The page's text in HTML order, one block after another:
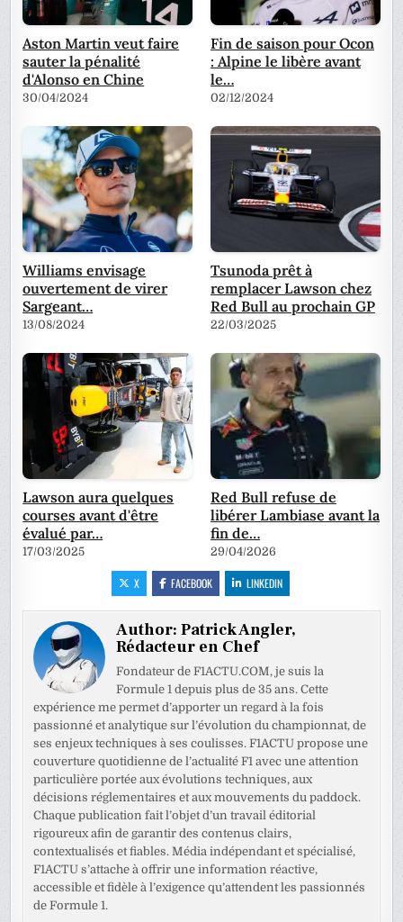
Aston Martin veut faire
sauter la pénalité
d'Alonso en Chine
30/04/2024
Fin de saison pour Ocon
: Alpine le libère avant
le…
02/12/2024
Williams envisage
ouvertement de virer
Sargeant…
13/08/2024
Tsunoda prêt à
remplacer Lawson chez
Red Bull au prochain GP
22/03/2025
Lawson aura quelques
courses avant d'être
évalué par…
17/03/2025
Red Bull refuse de
libérer Lambiase avant la
fin de…
29/04/2026
X FACEBOOK LINKEDIN
Author:Patrick Angler,
Rédacteur en Chef
Fondateur de F1ACTU.COM, je suis la
Formule 1 depuis plus de 35 ans. Cette
expérience me permet d’apporter un regard à la fois
passionné et analytique sur l’évolution du championnat, de
ses enjeux techniques à ses coulisses. F1ACTU propose une
couverture quotidienne de l’actualité F1 avec une attention
particulière portée aux évolutions techniques, aux
décisions réglementaires et aux mouvements du paddock.
Chaque publication fait l’objet d’un travail éditorial
rigoureux afin de garantir des contenus clairs,
contextualisés et fiables. Média indépendant et spécialisé,
F1ACTU s’attache à offrir une information réactive,
accessible et fidèle à l’exigence qu’attendent les passionnés
de Formule 1.